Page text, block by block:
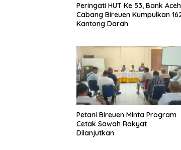
Peringati HUT Ke 53, Bank Aceh
Cabang Bireuen Kumpulkan
Kantong Darah
Petani Bireuen Minta Program
Cetak Sawah Rakyat
Dilanjutkan